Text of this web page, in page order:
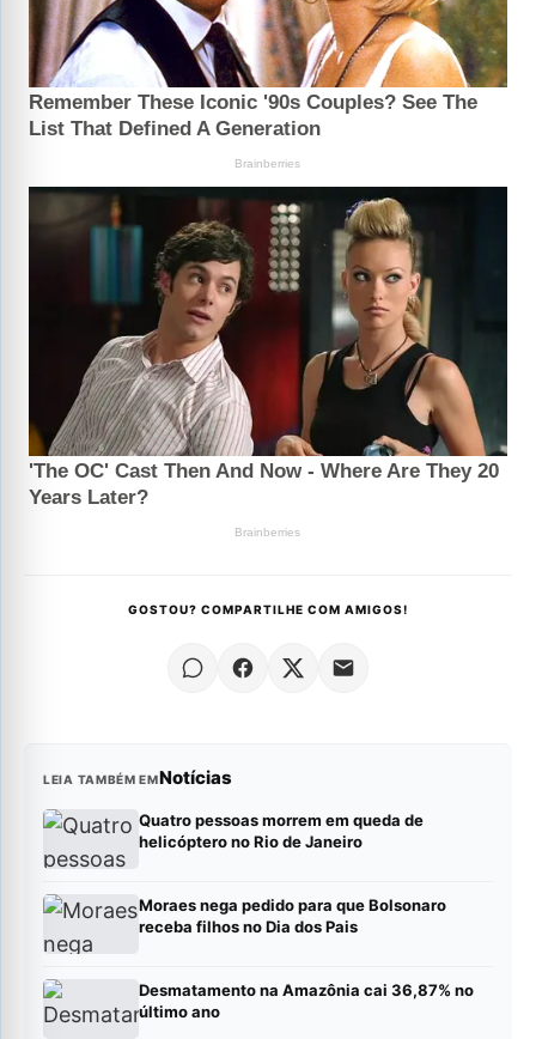
GOSTOU? COMPARTILHE COM AMIGOS!
LEIA TAMBÉM EMNotícias
Quatro pessoas morrem em queda de
helicóptero no Rio de Janeiro
Moraes nega pedido para que Bolsonaro
receba filhos no Dia dos Pais
Desmatamento na Amazônia cai 36,87% no
último ano